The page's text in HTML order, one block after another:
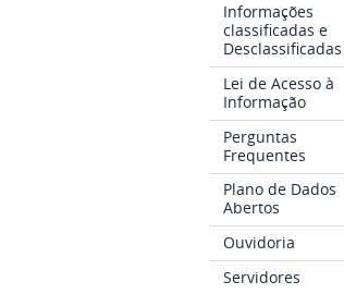
Informações
classificadas e
Desclassificadas
Lei de Acesso à
Informação
Perguntas
Frequentes
Plano de Dados
Abertos
Ouvidoria
Servidores